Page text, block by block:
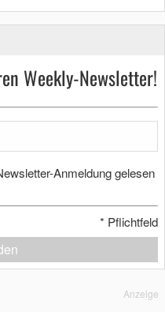
Weekly-Newsletter!
Anmeldung gelesen
* Pflichtfeld
Anzeige